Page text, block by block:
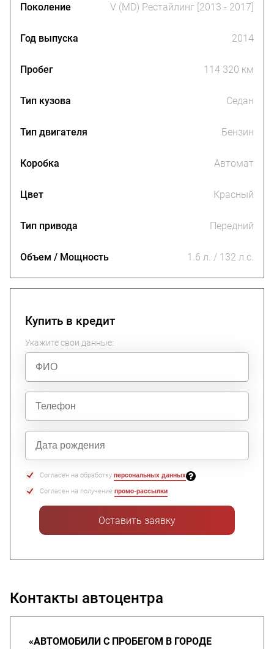
Поколение V (MD) Рестайлинг [2013 - 2017]
Год выпуска 2014
Пробег 114 320 км
Тип кузова Седан
Тип двигателя Бензин
Коробка Автомат
Цвет Красный
Тип привода Передний
Объем / Мощность 1.6 л. / 132 л.с.
Купить в кредит
Укажите свои данные:
Согласен на обработку персональных данных
Согласен на получение промо-рассылки
Оставить заявку
Контакты автоцентра
«АВТОМОБИЛИ С ПРОБЕГОМ В ГОРОДЕ